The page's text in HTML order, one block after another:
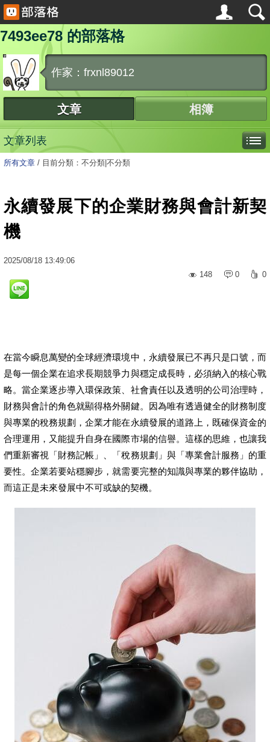
7493ee78 的部落格
作家：frxnl89012
文章 相簿
文章列表
所有文章 / 目前分類：不分類|不分類
永續發展下的企業財務與會計新契
機
2025/08/18 13:49:06
148
0 0
在當今瞬息萬變的全球經濟環境中，永續發展已不再只是口號，而
是每一個企業在追求長期競爭力與穩定成長時，必須納入的核心戰
略。當企業逐步導入環保政策、社會責任以及透明的公司治理時，
財務與會計的角色就顯得格外關鍵。因為唯有透過健全的財務制度
與專業的稅務規劃，企業才能在永續發展的道路上，既確保資金的
合理運用，又能提升自身在國際市場的信譽。這樣的思維，也讓我
們重新審視「財務記帳」、「稅務規劃」與「專業會計服務」的重
要性。企業若要站穩腳步，就需要完整的知識與專業的夥伴協助，
而這正是未來發展中不可或缺的契機。